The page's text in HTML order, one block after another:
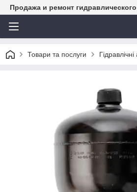
Продажа и ремонт
Товари та послуги